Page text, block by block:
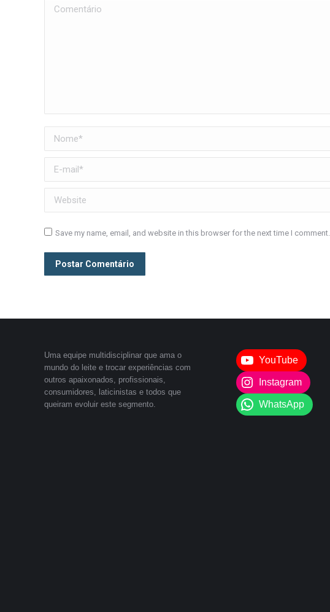
Comentário
Nome *
E-mail *
Website
Save my name, email, and website in this browser for the next time I comment.
Postar Comentário
Uma equipe multidisciplinar que ama o
mundo do leite e trocar experiências com
outros apaixonados, profissionais,
consumidores, laticinistas e todos que
queiram evoluir este segmento.
YouTube
Instagram
WhatsApp